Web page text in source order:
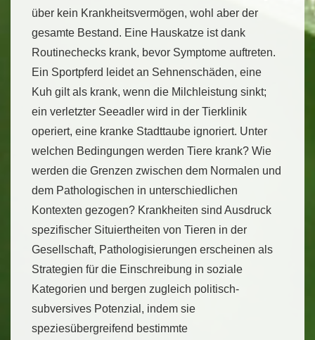
über kein Krankheitsvermögen, wohl aber der
gesamte Bestand. Eine Hauskatze ist dank
Routinechecks krank, bevor Symptome auftreten.
Ein Sportpferd leidet an Sehnenschäden, eine
Kuh gilt als krank, wenn die Milchleistung sinkt;
ein verletzter Seeadler wird in der Tierklinik
operiert, eine kranke Stadttaube ignoriert. Unter
welchen Bedingungen werden Tiere krank? Wie
werden die Grenzen zwischen dem Normalen und
dem Pathologischen in unterschiedlichen
Kontexten gezogen? Krankheiten sind Ausdruck
spezifischer Situiertheiten von Tieren in der
Gesellschaft, Pathologisierungen erscheinen als
Strategien für die Einschreibung in soziale
Kategorien und bergen zugleich politisch-
subversives Potenzial, indem sie
speziesübergreifend bestimmte